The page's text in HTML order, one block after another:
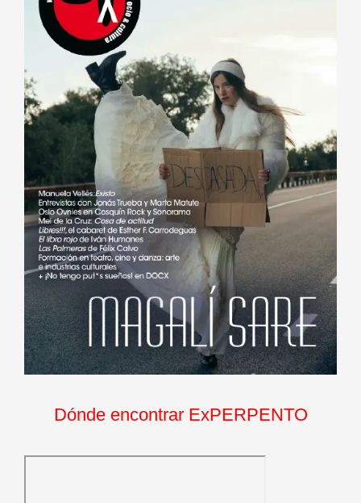
Dónde encontrar ExPERPENTO